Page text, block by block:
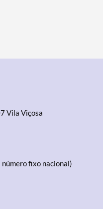
Vila Viçosa
fixo nacional)